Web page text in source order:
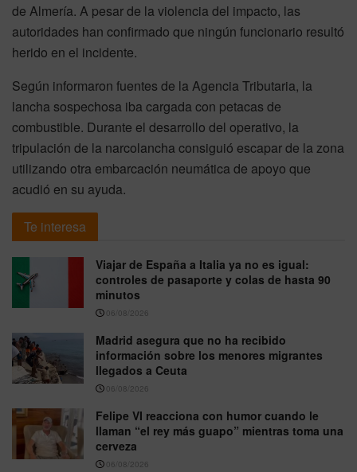
de Almería. A pesar de la violencia del impacto, las
autoridades han confirmado que ningún funcionario resultó
herido en el incidente.
Según informaron fuentes de la Agencia Tributaria, la
lancha sospechosa iba cargada con petacas de
combustible. Durante el desarrollo del operativo, la
tripulación de la narcolancha consiguió escapar de la zona
utilizando otra embarcación neumática de apoyo que
acudió en su ayuda.
Te interesa
Viajar de España a Italia ya no es igual:
controles de pasaporte y colas de hasta 90
minutos
06/08/2026
Madrid asegura que no ha recibido
información sobre los menores migrantes
llegados a Ceuta
06/08/2026
Felipe VI reacciona con humor cuando le
llaman “el rey más guapo” mientras toma una
cerveza
06/08/2026